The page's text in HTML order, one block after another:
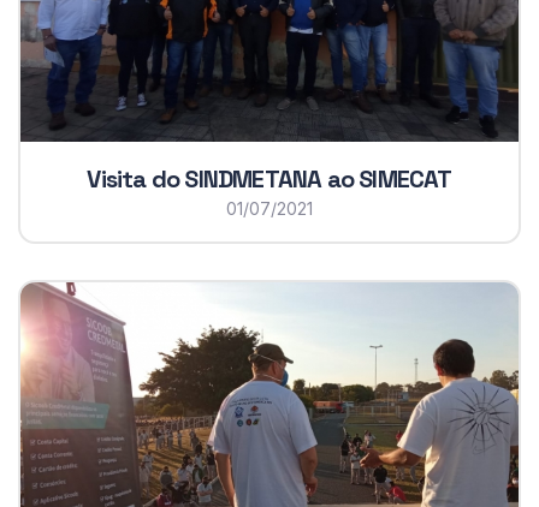
Visita do SINDMETANA ao SIMECAT
01/07/2021